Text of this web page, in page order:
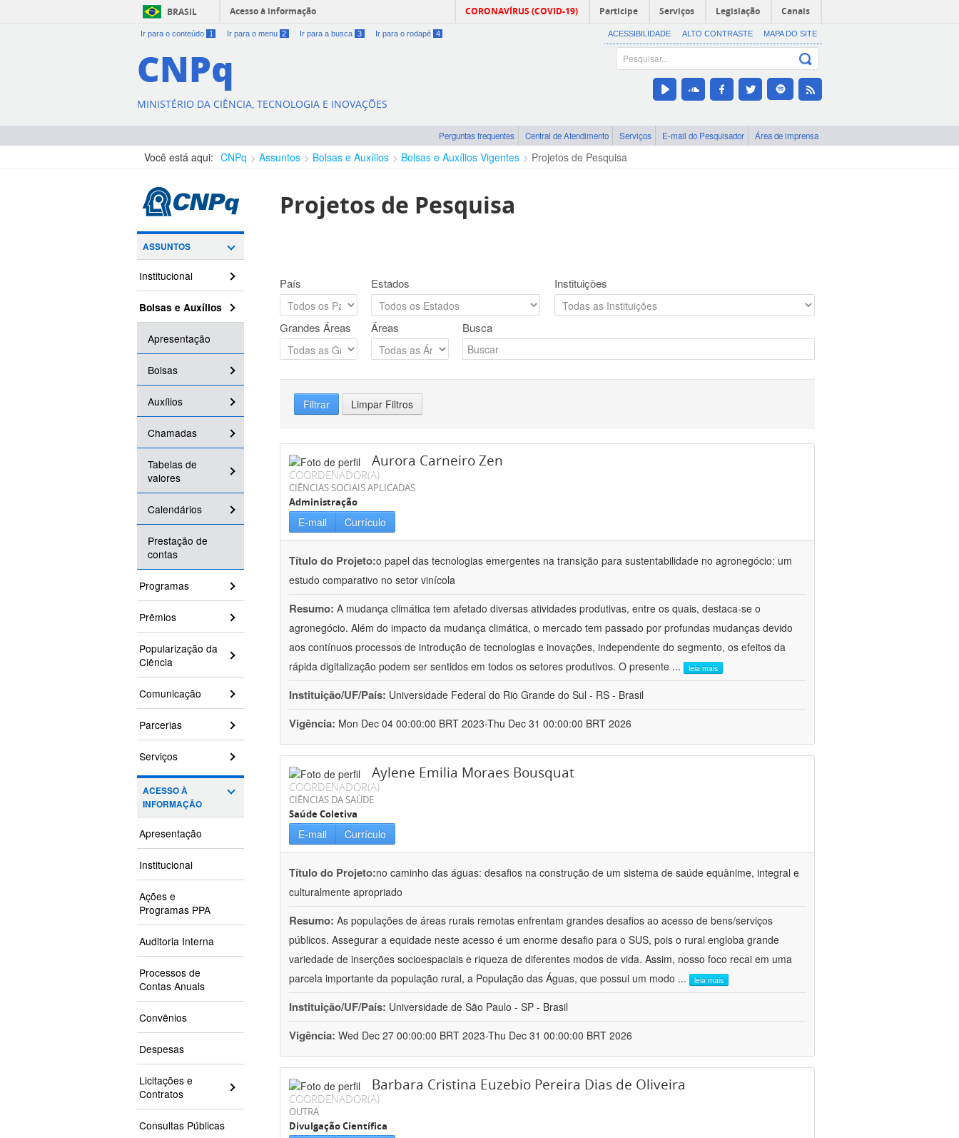
BRASIL Acesso à informação CORONAVÍRUS (COVID-19) Participe Serviços Legislação Canais
Ir para o conteúdo 1 Ir para o menu 2 Ir para a busca 3 Ir para o rodapé 4 ACESSIBILIDADE ALTO CONTRASTE MAPA DO SITE
CNPq
MINISTÉRIO DA CIÊNCIA, TECNOLOGIA E INOVAÇÕES
Perguntas frequentes Central de Atendimento Serviços E-mail do Pesquisador Área de imprensa
Você está aqui: CNPq Assuntos Bolsas e Auxílios Bolsas e Auxílios Vigentes Projetos de Pesquisa
ASSUNTOS
Institucional
Bolsas e Auxílios
Apresentação
Bolsas
Auxílios
Chamadas
Tabelas de
valores
Calendários
Prestação de
contas
Programas
Prêmios
Popularização da
Ciência
Comunicação
Parcerias
Serviços
ACESSO À
INFORMAÇÃO
Apresentação
Institucional
Ações e
Programas PPA
Auditoria Interna
Processos de
Contas Anuais
Convênios
Despesas
Licitações e
Contratos
Consultas Públicas
Projetos de Pesquisa
País Estados Instituições
Grandes Áreas Áreas Busca
Filtrar Limpar Filtros
Aurora Carneiro Zen
COORDENADOR(A)
CIÊNCIAS SOCIAIS APLICADAS
Administração
E-mail Currículo
Título do Projeto:o papel das tecnologias emergentes na transição para sustentabilidade no agronegócio: um
estudo comparativo no setor vinícola
Resumo: A mudança climática tem afetado diversas atividades produtivas, entre os quais, destaca-se o
agronegócio. Além do impacto da mudança climática, o mercado tem passado por profundas mudanças devido
aos contínuos processos de introdução de tecnologias e inovações, independente do segmento, os efeitos da
rápida digitalização podem ser sentidos em todos os setores produtivos. O presente ... leia mais
Instituição/UF/País: Universidade Federal do Rio Grande do Sul - RS - Brasil
Vigência: Mon Dec 04 00:00:00 BRT 2023-Thu Dec 31 00:00:00 BRT 2026
Aylene Emilia Moraes Bousquat
COORDENADOR(A)
CIÊNCIAS DA SAÚDE
Saúde Coletiva
E-mail Currículo
Título do Projeto:no caminho das águas: desafios na construção de um sistema de saúde equânime, integral e
culturalmente apropriado
Resumo: As populações de áreas rurais remotas enfrentam grandes desafios ao acesso de bens/serviços
públicos. Assegurar a equidade neste acesso é um enorme desafio para o SUS, pois o rural engloba grande
variedade de inserções socioespaciais e riqueza de diferentes modos de vida. Assim, nosso foco recai em uma
parcela importante da população rural, a População das Águas, que possui um modo ... leia mais
Instituição/UF/País: Universidade de São Paulo - SP - Brasil
Vigência: Wed Dec 27 00:00:00 BRT 2023-Thu Dec 31 00:00:00 BRT 2026
Barbara Cristina Euzebio Pereira Dias de Oliveira
COORDENADOR(A)
OUTRA
Divulgação Científica